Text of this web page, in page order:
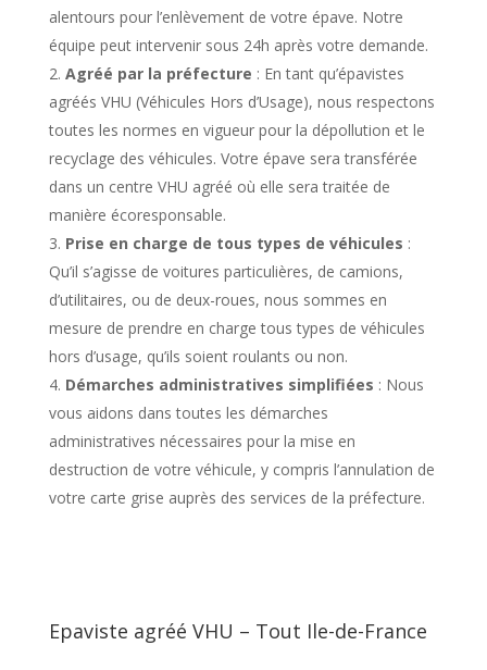
alentours pour l’enlèvement de votre épave. Notre
équipe peut intervenir sous 24h après votre demande.
Agréé par la préfecture : En tant qu’épavistes
agréés VHU (Véhicules Hors d’Usage), nous respectons
toutes les normes en vigueur pour la dépollution et le
recyclage des véhicules. Votre épave sera transférée
dans un centre VHU agréé où elle sera traitée de
manière écoresponsable.
Prise en charge de tous types de véhicules :
Qu’il s’agisse de voitures particulières, de camions,
d’utilitaires, ou de deux-roues, nous sommes en
mesure de prendre en charge tous types de véhicules
hors d’usage, qu’ils soient roulants ou non.
Démarches administratives simplifiées : Nous
vous aidons dans toutes les démarches
administratives nécessaires pour la mise en
destruction de votre véhicule, y compris l’annulation de
votre carte grise auprès des services de la préfecture.
Epaviste agréé VHU – Tout Ile-de-France